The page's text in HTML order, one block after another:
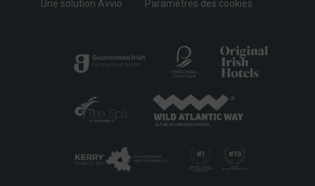
Une solution Avvio Paramètres des cookies